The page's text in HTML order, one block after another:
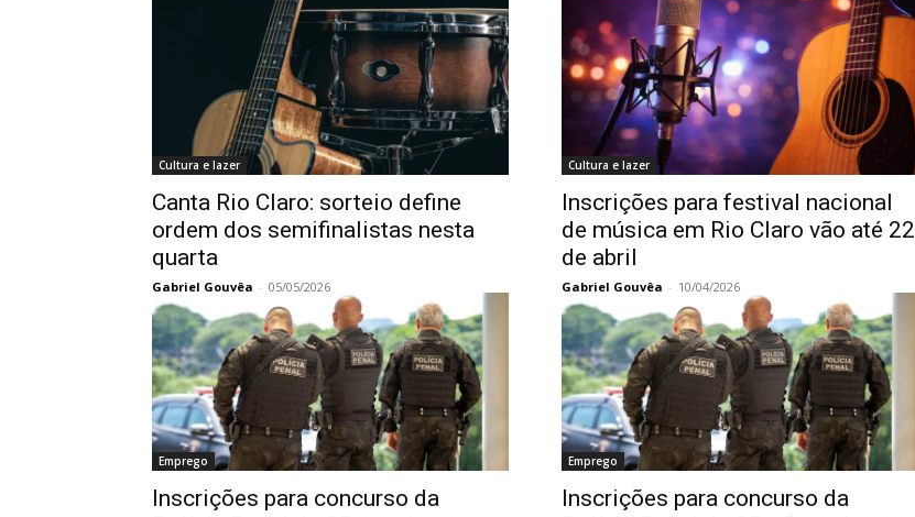
Cultura e lazer
Canta Rio Claro: sorteio define
ordem dos semifinalistas nesta
quarta
Gabriel Gouvêa - 05/05/2026
Cultura e lazer
Inscrições para festival nacional
de música em Rio Claro vão até 22
de abril
Gabriel Gouvêa - 10/04/2026
Emprego
Inscrições para concurso da
Emprego
Inscrições para concurso da